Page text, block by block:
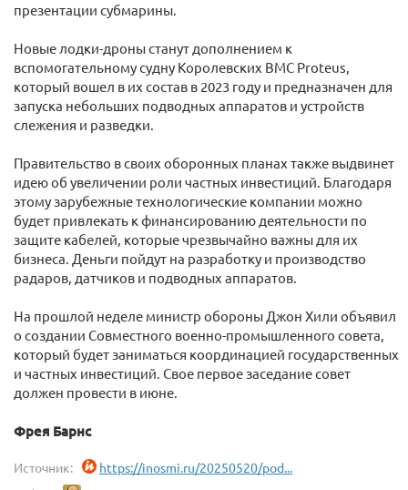
презентации субмарины.
Новые лодки-дроны станут дополнением к
вспомогательному судну Королевских ВМС Proteus,
который вошел в их состав в 2023 году и предназначен для
запуска небольших подводных аппаратов и устройств
слежения и разведки.
Правительство в своих оборонных планах также выдвинет
идею об увеличении роли частных инвестиций. Благодаря
этому зарубежные технологические компании можно
будет привлекать к финансированию деятельности по
защите кабелей, которые чрезвычайно важны для их
бизнеса. Деньги пойдут на разработку и производство
радаров, датчиков и подводных аппаратов.
На прошлой неделе министр обороны Джон Хили объявил
о создании Совместного военно-промышленного совета,
который будет заниматься координацией государственных
и частных инвестиций. Свое первое заседание совет
должен провести в июне.
Фрея Барнс
Источник: https://inosmi.ru/20250520/pod...